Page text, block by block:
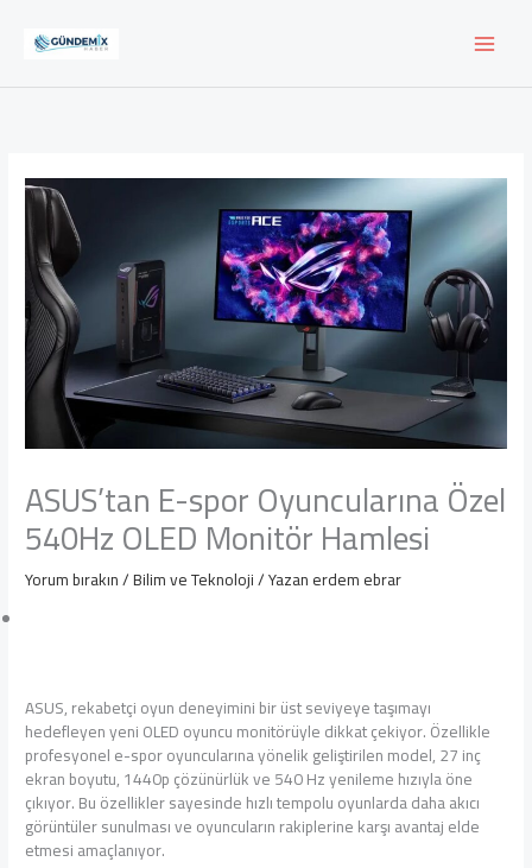
ASUS’tan E-spor Oyuncularına Özel
540Hz OLED Monitör Hamlesi
Yorum bırakın/Bilim ve Teknoloji/ Yazanerdem ebrar
ASUS, rekabetçi oyun deneyimini bir üst seviyeye taşımayı
hedefleyen yeni OLED oyuncu monitörüyle dikkat çekiyor. Özellikle
profesyonel e-spor oyuncularına yönelik geliştirilen model, 27 inç
ekran boyutu, 1440p çözünürlük ve 540 Hz yenileme hızıyla öne
çıkıyor. Bu özellikler sayesinde hızlı tempolu oyunlarda daha akıcı
görüntüler sunulması ve oyuncuların rakiplerine karşı avantaj elde
etmesi amaçlanıyor.